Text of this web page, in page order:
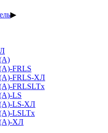
▶
FRLS
FRLS-ХЛ
FRLSLTx
LS
LS-ХЛ
LSLTx
ХЛ